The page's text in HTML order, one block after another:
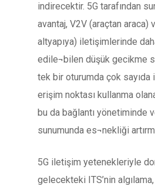
indirecektir. 5G tarafından
avantaj, V2V (araçtan araca)
altyapıya) iletişimlerinde
edile¬bilen düşük gecikme
tek bir oturumda çok sayıda
erişim noktası kullanma
bu da bağlantı yönetiminde
sunumunda es¬nekliği
5G iletişim yetenekleriyle
gelecekteki ITS’nin